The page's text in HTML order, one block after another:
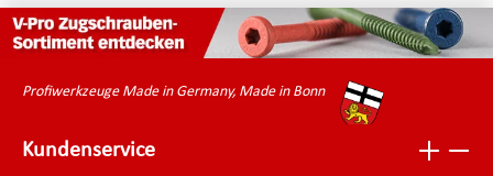
Profiwerkzeuge Made in Germany, Made in Bonn
Kundenservice